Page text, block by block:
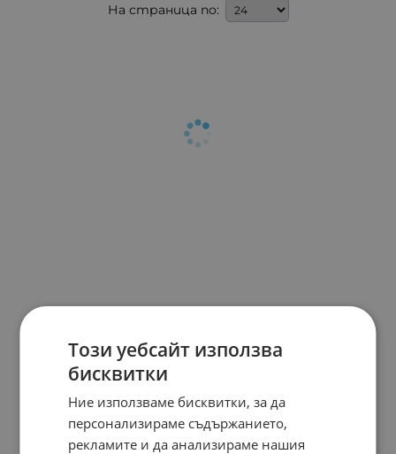
На страница по:
Този уебсайт използва
бисквитки
Ние използваме бисквитки, за да
персонализираме съдържанието,
рекламите и да анализираме нашия